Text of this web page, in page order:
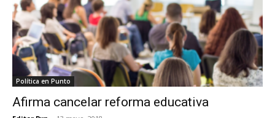
Política en Punto
Afirma cancelar reforma educativa